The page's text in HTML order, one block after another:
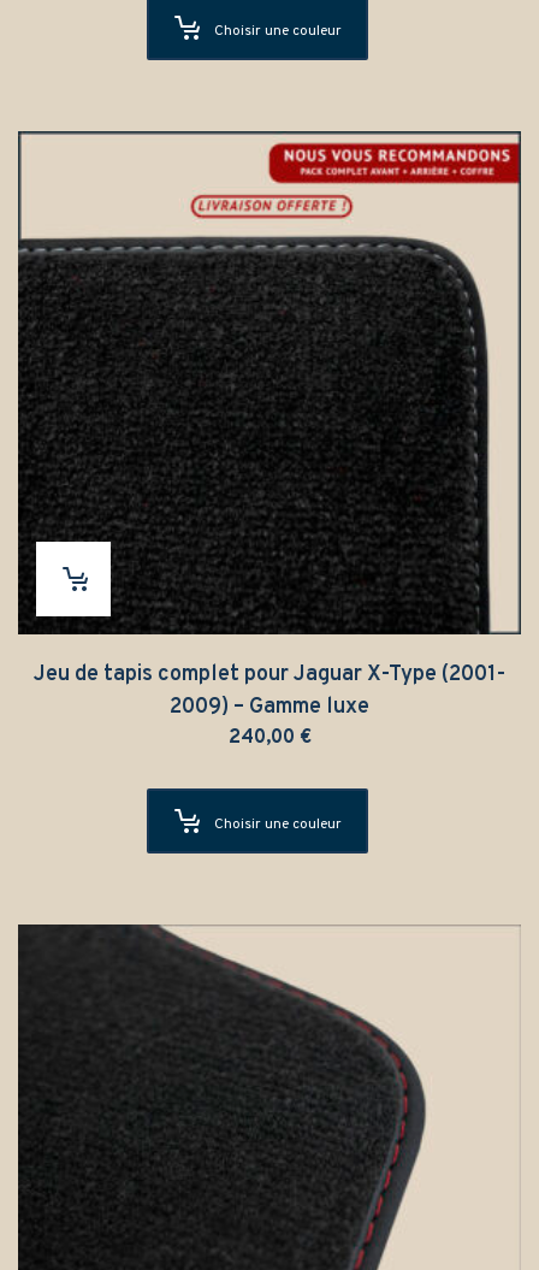
Choisir une couleur
Jeu de tapis complet pour Jaguar X-Type (2001-
2009) – Gamme luxe
240,00 €
Choisir une couleur